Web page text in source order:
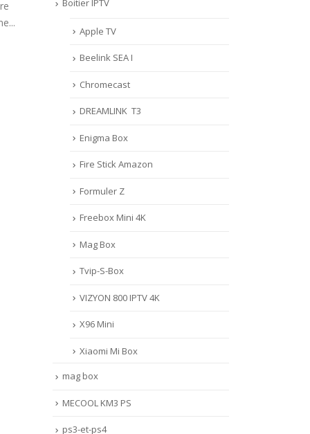
Boitier IPTV
Apple TV
Beelink SEA I
Chromecast
DREAMLINK T3
Enigma Box
Fire Stick Amazon
Formuler Z
Freebox Mini 4K
Mag Box
Tvip-S-Box
VIZYON 800 IPTV 4K
X96 Mini
Xiaomi Mi Box
mag box
MECOOL KM3 PS
ps3-et-ps4